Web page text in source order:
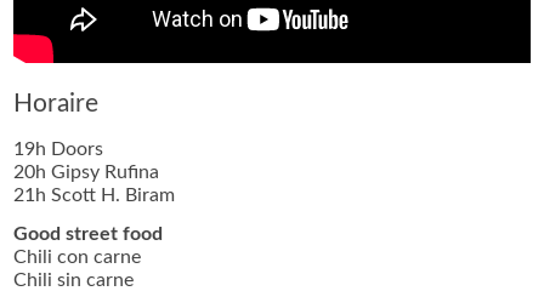
Horaire
19h Doors
20h Gipsy Rufina
21h Scott H. Biram
Good street food
Chili con carne
Chili sin carne